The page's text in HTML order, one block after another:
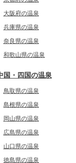
大阪府の温泉
兵庫県の温泉
奈良県の温泉
和歌山県の温泉
国・四国の温泉
鳥取県の温泉
島根県の温泉
岡山県の温泉
広島県の温泉
山口県の温泉
徳島県の温泉